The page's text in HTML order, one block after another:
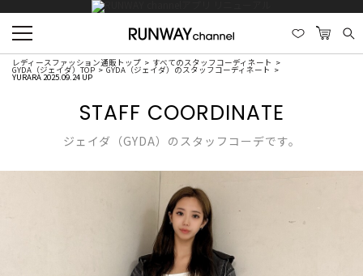
レディースファッション通販トップ すべてのスタッフコーディネート
GYDA（ジェイダ）TOP GYDA（ジェイダ）のスタッフコーディネート
YURARA 2025.09.24 UP
STAFF COORDINATE
ジェイダ（GYDA）のスタッフコーデです。